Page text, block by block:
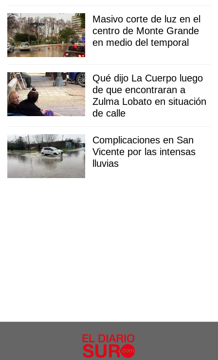
Masivo corte de luz en el
centro de Monte Grande
en medio del temporal
Qué dijo La Cuerpo luego
de que encontraran a
Zulma Lobato en situación
de calle
Complicaciones en San
Vicente por las intensas
lluvias